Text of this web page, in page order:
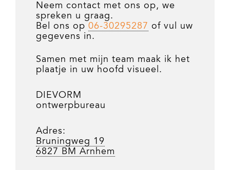
Neem contact met ons op, we
spreken u graag.
Bel ons op 06-30295287 of vul uw
gegevens in.
Samen met mijn team maak ik het
plaatje in uw hoofd visueel.
DIEVORM
ontwerpbureau
Adres:
Bruningweg 19
6827 BM Arnhem